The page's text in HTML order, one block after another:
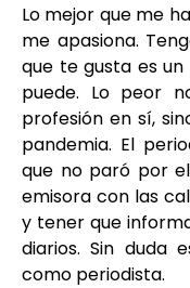
Lo mejor que me
me apasiona.
que te gusta es
puede. Lo peor
profesión en sí,
pandemia. El
que no paró por
emisora con las
y tener que
diarios. Sin duda
como periodista.